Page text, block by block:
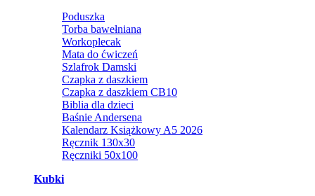
Poduszka
Torba bawełniana
Workoplecak
Mata do ćwiczeń
Szlafrok Damski
Czapka z daszkiem
Czapka z daszkiem CB10
Biblia dla dzieci
Baśnie Andersena
Kalendarz Książkowy A5 2026
Ręcznik 130x30
Ręczniki 50x100
Kubki